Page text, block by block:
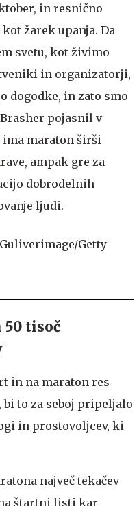
in resnično
žarek upanja. Da
svetu, kot živimo
in organizatorji,
dogodke, in zato smo
pojasnil v
ima maraton širši
ampak gre za
dobrodelnih
ljudi.
50 tisoč
in na maraton res
to za seboj pripeljalo
in prostovoljcev, ki
največ tekačev
štartni listi kar